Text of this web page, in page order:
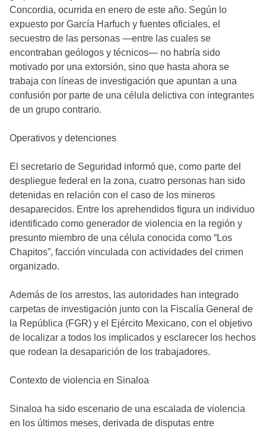
Concordia, ocurrida en enero de este año. Según lo
expuesto por García Harfuch y fuentes oficiales, el
secuestro de las personas —entre las cuales se
encontraban geólogos y técnicos— no habría sido
motivado por una extorsión, sino que hasta ahora se
trabaja con líneas de investigación que apuntan a una
confusión por parte de una célula delictiva con integrantes
de un grupo contrario.
Operativos y detenciones
El secretario de Seguridad informó que, como parte del
despliegue federal en la zona, cuatro personas han sido
detenidas en relación con el caso de los mineros
desaparecidos. Entre los aprehendidos figura un individuo
identificado como generador de violencia en la región y
presunto miembro de una célula conocida como “Los
Chapitos”, facción vinculada con actividades del crimen
organizado.
Además de los arrestos, las autoridades han integrado
carpetas de investigación junto con la Fiscalía General de
la República (FGR) y el Ejército Mexicano, con el objetivo
de localizar a todos los implicados y esclarecer los hechos
que rodean la desaparición de los trabajadores.
Contexto de violencia en Sinaloa
Sinaloa ha sido escenario de una escalada de violencia
en los últimos meses, derivada de disputas entre